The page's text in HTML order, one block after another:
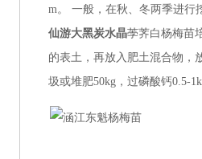
m。 一般，在秋、冬两季进行
仙游大黑炭水晶荸荠白杨梅苗
的表土，再放入肥土混合物，
圾或堆肥50kg，过磷酸钙0.5-